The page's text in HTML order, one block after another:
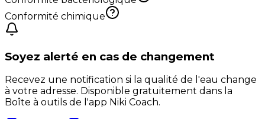
Conformité chimique
Soyez alerté en cas de changement
Recevez une notification si la qualité de l'eau change
à votre adresse. Disponible gratuitement dans la
Boîte à outils de l'app Niki Coach.